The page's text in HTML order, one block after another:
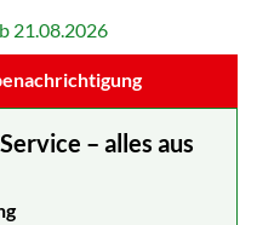
21.08.2026
– alles aus